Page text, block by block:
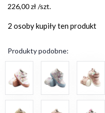
226,00 zł /szt.
2 osobykupiły ten produkt
Produkty podobne: